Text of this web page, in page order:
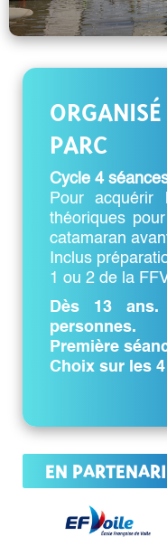
PARC
Cycle 4
Pour acquérir
théoriques
catamaran
Inclus
1 ou 2 de la
Dès 13
personnes.
Première
Choix sur les
EN